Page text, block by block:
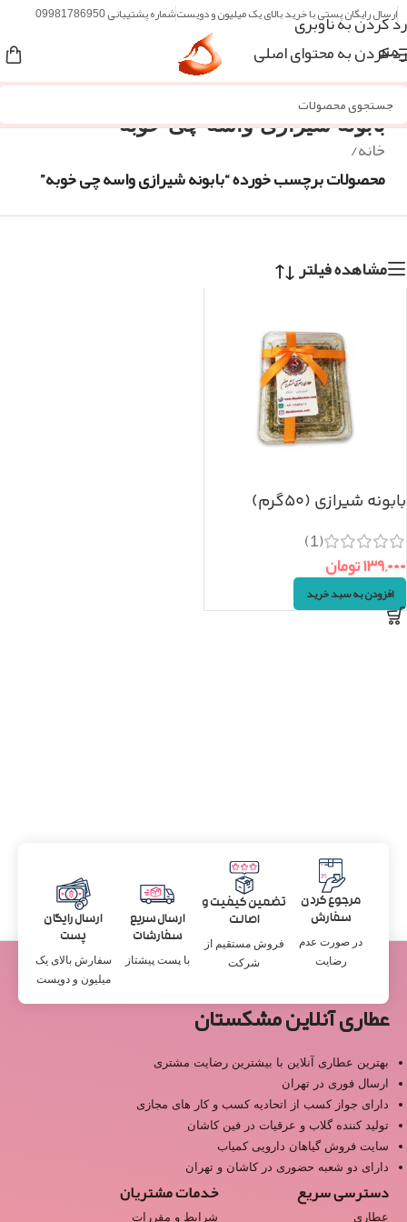
رد کردن به ناوبری
رد کردن به محتوای اصلی
ارسال رایگان پستی با خرید بالای یک میلیون و دویستشماره پشتیبانی 09981786950
منو
بابونه شیرازی واسه چی خوبه
خانه/
محصولات برچسب خورده “بابونه شیرازی واسه چی خوبه”
مشاهده فیلتر
بابونه شیرازی (۵۰گرم)
(1)
۱۳۹,۰۰۰تومان
افزودن به سبد خرید
مرجوع کردن
سفارش
در صورت عدم
رضایت
تضمین کیفیت و
اصالت
فروش مستقیم از
شرکت
ارسال سریع
سفارشات
با پست پیشتاز
ارسال رایگان
پست
سفارش بالای یک
میلیون و دویست
عطاری آنلاین مشکستان
بهترین عطاری آنلاین با بیشترین رضایت مشتری
ارسال فوری در تهران
دارای جواز کسب از اتحادیه کسب و کار های مجازی
تولید کننده گلاب و عرقیات در فین کاشان
سایت فروش گیاهان دارویی کمیاب
دارای دو شعبه حضوری در کاشان و تهران
دسترسی سریع
عطاری
خدمات مشتریان
شرایط و مقررات